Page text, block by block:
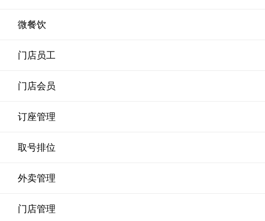
微餐饮
门店员工
门店会员
订座管理
取号排位
外卖管理
门店管理